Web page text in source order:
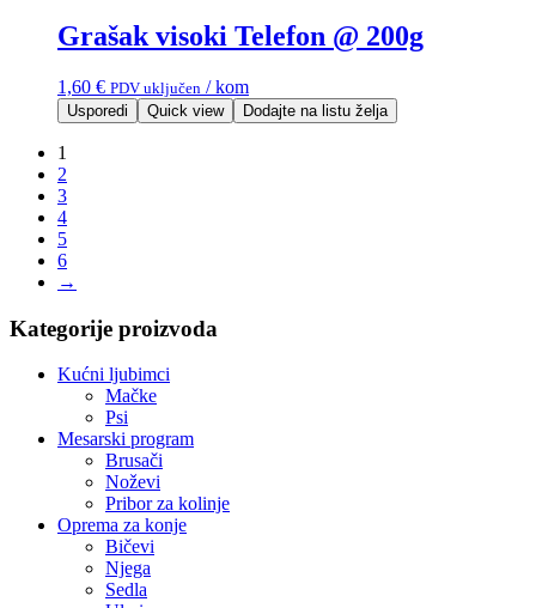
Grašak visoki Telefon @ 200g
1,60 € PDV uključen / kom
Usporedi Quick view Dodajte na listu želja
1
2
3
4
5
6
→
Kategorije proizvoda
Kućni ljubimci
Mačke
Psi
Mesarski program
Brusači
Noževi
Pribor za kolinje
Oprema za konje
Bičevi
Njega
Sedla